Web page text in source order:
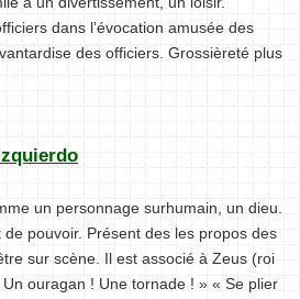
dans l’évocation amusée des
des officiers. Grossièreté plus
un personnage surhumain, un dieu.
de pouvoir. Présent des les propos des
sur scène. Il est associé à Zeus (roi
ouragan ! Une tornade ! » « Se plier